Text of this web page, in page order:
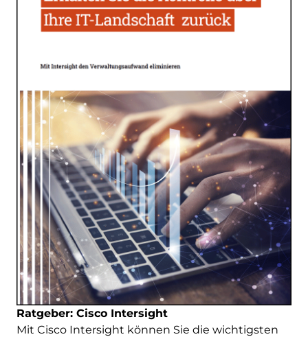
Ratgeber: Cisco Intersight
Mit Cisco Intersight können Sie die wichtigsten